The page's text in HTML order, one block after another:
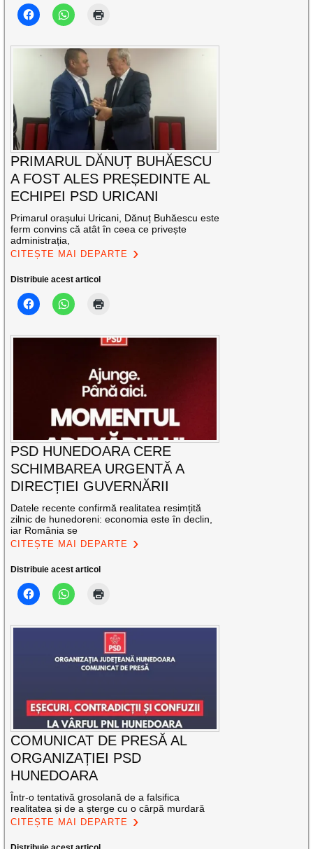
PRIMARUL DĂNUȚ BUHĂESCU
A FOST ALES PREȘEDINTE AL
ECHIPEI PSD URICANI
Primarul orașului Uricani, Dănuț Buhăescu este
ferm convins că atât în ceea ce privește
administrația,
CITEȘTE MAI DEPARTE
Distribuie acest articol
PSD HUNEDOARA CERE
SCHIMBAREA URGENTĂ A
DIRECȚIEI GUVERNĂRII
Datele recente confirmă realitatea resimțită
zilnic de hunedoreni: economia este în declin,
iar România se
CITEȘTE MAI DEPARTE
Distribuie acest articol
COMUNICAT DE PRESĂ AL
ORGANIZAȚIEI PSD
HUNEDOARA
Într-o tentativă grosolană de a falsifica
realitatea și de a șterge cu o cârpă murdară
CITEȘTE MAI DEPARTE